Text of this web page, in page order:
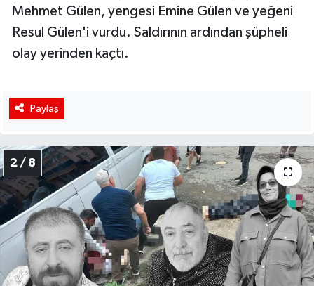
Mehmet Gülen, yengesi Emine Gülen ve yeğeni
Resul Gülen'i vurdu. Saldırının ardından şüpheli
olay yerinden kaçtı.
Paylaş
2 / 8